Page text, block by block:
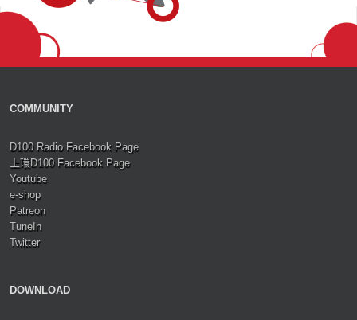
COMMUNITY
D100 Radio Facebook Page
上環D100 Facebook Page
Youtube
e-shop
Patreon
TuneIn
Twitter
DOWNLOAD